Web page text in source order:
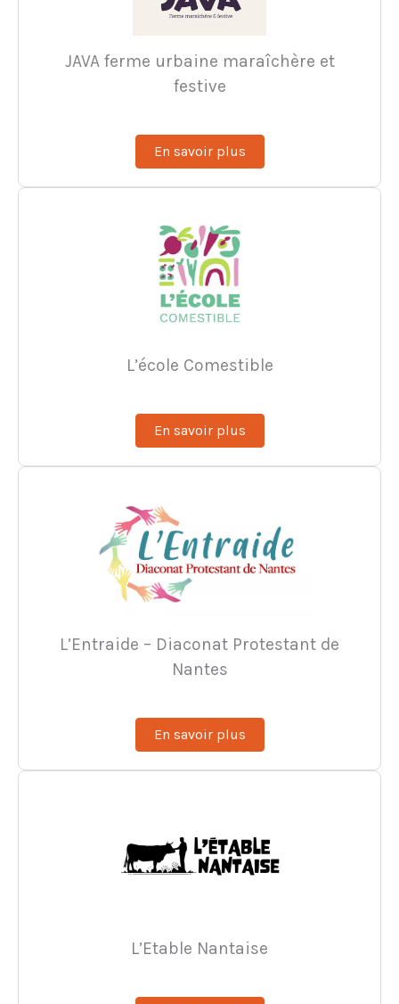
JAVA ferme urbaine maraîchère et
festive
En savoir plus
L’école Comestible
En savoir plus
L’Entraide – Diaconat Protestant de
Nantes
En savoir plus
L’Etable Nantaise